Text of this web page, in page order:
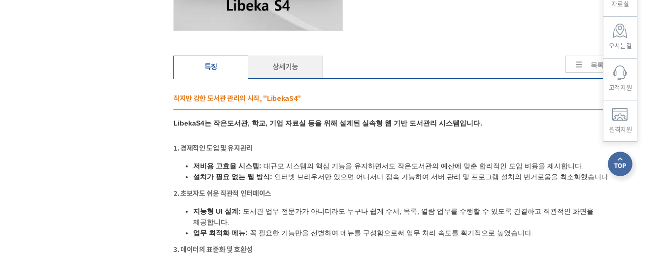
자료실
오시는길
고객지원
원격지원
특징 상세기능 목록보기
작지만 강한 도서관 관리의 시작, "LibekaS4"
LibekaS4는 작은도서관, 학교, 기업 자료실 등을 위해 설계된 실속형 웹 기반 도서관리 시스템입니다.
1. 경제적인 도입 및 유지관리
저비용 고효율 시스템: 대규모 시스템의 핵심 기능을 유지하면서도 작은도서관의 예산에 맞춘 합리적인 도입 비용을 제시합니다.
설치가 필요 없는 웹 방식: 인터넷 브라우저만 있으면 어디서나 접속 가능하여 서버 관리 및 프로그램 설치의 번거로움을 최소화했습니다.
2. 초보자도 쉬운 직관적 인터페이스
지능형 UI 설계: 도서관 업무 전문가가 아니더라도 누구나 쉽게 수서, 목록, 열람 업무를 수행할 수 있도록 간결하고 직관적인 화면을
제공합니다.
업무 최적화 메뉴: 꼭 필요한 기능만을 선별하여 메뉴를 구성함으로써 업무 처리 속도를 획기적으로 높였습니다.
3. 데이터의 표준화 및 호환성